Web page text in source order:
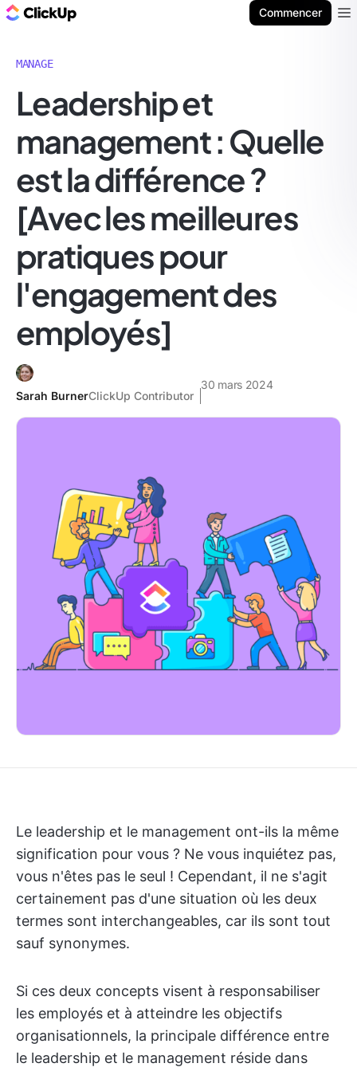
Commencer
MANAGE
Leadership et
management : Quelle
est la différence ?
[Avec les meilleures
pratiques pour
l'engagement des
employés]
Sarah BurnerClickUp Contributor
30 mars 2024
Le leadership et le management ont-ils la même
signification pour vous ? Ne vous inquiétez pas,
vous n'êtes pas le seul ! Cependant, il ne s'agit
certainement pas d'une situation où les deux
termes sont interchangeables, car ils sont tout
sauf synonymes.
Si ces deux concepts visent à responsabiliser
les employés et à atteindre les objectifs
organisationnels, la principale différence entre
le leadership et le management réside dans